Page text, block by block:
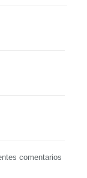
comentarios